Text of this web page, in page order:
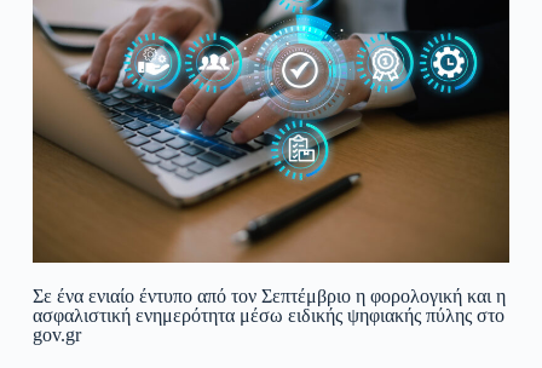
Σε ένα ενιαίο έντυπο από τον Σεπτέμβριο η φορολογική και η
ασφαλιστική ενημερότητα μέσω ειδικής ψηφιακής πύλης στο
gov.gr